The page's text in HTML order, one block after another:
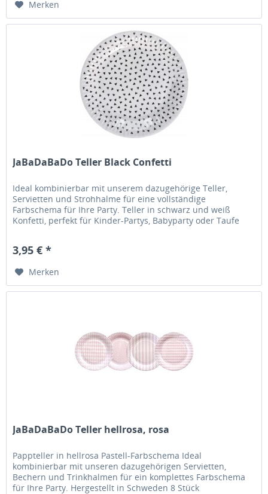
Merken
JaBaDaBaDo Teller Black Confetti
Ideal kombinierbar mit unserem dazugehörige Teller,
Servietten und Strohhalme für eine vollständige
Farbschema für Ihre Party. Teller in schwarz und weiß
Konfetti, perfekt für Kinder-Partys, Babyparty oder Taufe
3,95 € *
Merken
JaBaDaBaDo Teller hellrosa, rosa
Pappteller in hellrosa Pastell-Farbschema Ideal
kombinierbar mit unseren dazugehörigen Servietten,
Bechern und Trinkhalmen für ein komplettes Farbschema
für Ihre Party. Hergestellt in Schweden 8 Stück